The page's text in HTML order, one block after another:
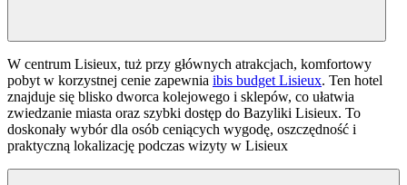
W centrum Lisieux, tuż przy głównych atrakcjach, komfortowy
pobyt w korzystnej cenie zapewnia ibis budget Lisieux. Ten hotel
znajduje się blisko dworca kolejowego i sklepów, co ułatwia
zwiedzanie miasta oraz szybki dostęp do Bazyliki Lisieux. To
doskonały wybór dla osób ceniących wygodę, oszczędność i
praktyczną lokalizację podczas wizyty w Lisieux